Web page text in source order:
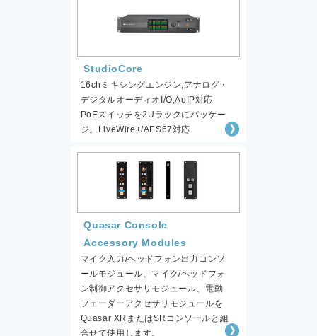
StudioCore
16chミキシングエンジン,アナログ・
デジタルオーディオI/O,AoIP対応
PoEスイッチを2Uラックにパッケー
ジ。LiveWire+/AES67対応
Quasar Console
Accessory Modules
マイク入力/ヘッドフォン出力コンソ
ールモジュール、マイク/ヘッドフォ
ン制御アクセサリモジュール、電動
フェーダーアクセサリモジュールを
Quasar XRまたはSRコンソールと組
合せて使用します。